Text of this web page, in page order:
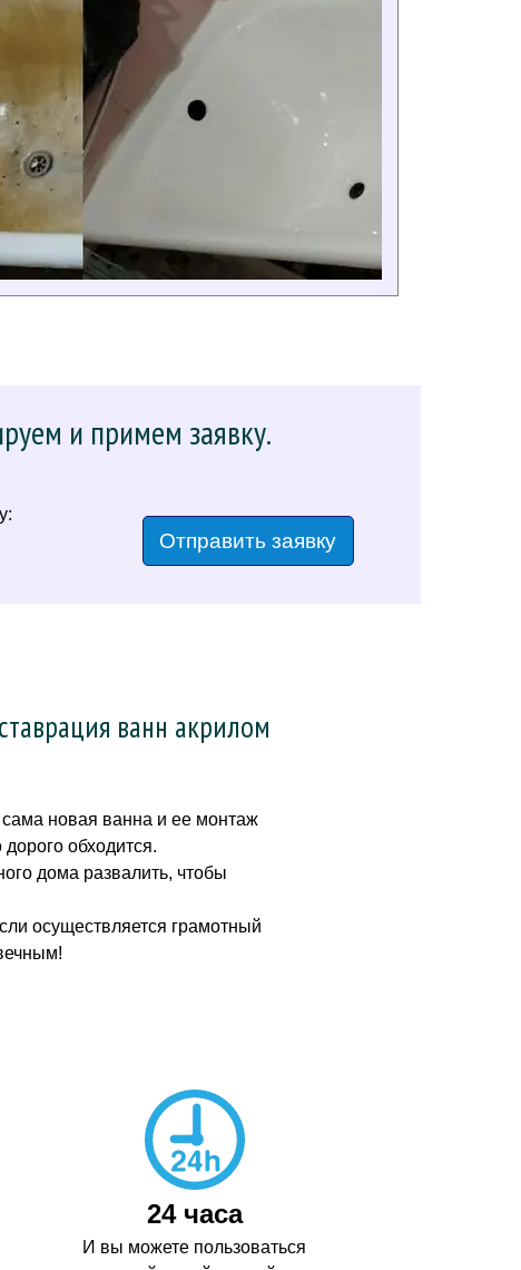
и примем заявку.
Отправить заявку
ванн акрилом
новая ванна и ее монтаж
обходится.
дома развалить, чтобы
осуществляется грамотный
24 часа
И вы можете пользоваться